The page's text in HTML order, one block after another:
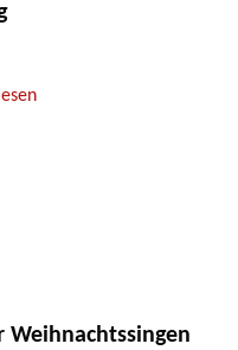
Weihnachtssingen